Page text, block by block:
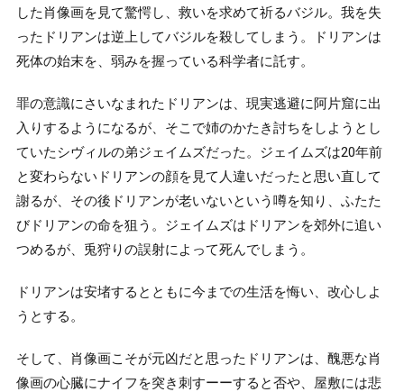
した肖像画を見て驚愕し、救いを求めて祈るバジル。我を失
ったドリアンは逆上してバジルを殺してしまう。ドリアンは
死体の始末を、弱みを握っている科学者に託す。
罪の意識にさいなまれたドリアンは、現実逃避に阿片窟に出
入りするようになるが、そこで姉のかたき討ちをしようとし
ていたシヴィルの弟ジェイムズだった。ジェイムズは20年前
と変わらないドリアンの顔を見て人違いだったと思い直して
謝るが、その後ドリアンが老いないという噂を知り、ふたた
びドリアンの命を狙う。ジェイムズはドリアンを郊外に追い
つめるが、兎狩りの誤射によって死んでしまう。
ドリアンは安堵するとともに今までの生活を悔い、改心しよ
うとする。
そして、肖像画こそが元凶だと思ったドリアンは、醜悪な肖
像画の心臓にナイフを突き刺すーーすると否や、屋敷には悲